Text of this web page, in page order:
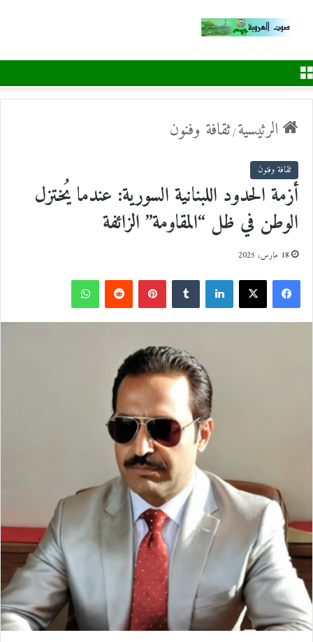
الرئيسية/ثقافة وفنون
ثقافة وفنون
أزمة الحدود اللبنانية السورية: عندما يُختزل
الوطن في ظل “المقاومة” الزائفة
18 مارس، 2025
ي
X
ي
ن
ك
د
إ
ن
T
u
m
b
l
r
ي
ن
ت
ي
ر
ي
س
ت
R
t
ا